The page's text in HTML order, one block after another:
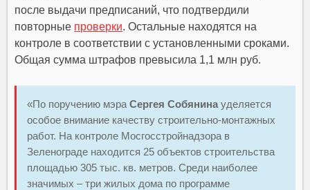
после выдачи предписаний, что подтвердили
повторные проверки. Остальные находятся на
контроле в соответствии с установленными сроками.
Общая сумма штрафов превысила 1,1 млн руб.
«По поручению мэраСергея Собянина уделяется
особое внимание качеству строительно-монтажных
работ. На контроле Мосгосстройнадзора в
Зеленограде находится 25 объектов строительства
площадью 305 тыс. кв. метров. Среди наиболее
значимых – три жилых дома по программе